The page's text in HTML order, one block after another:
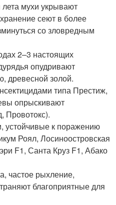
мухи укрывают
сеют в более
со зловредным
2–3 настоящих
опудривают
древесной золой.
типа Престиж,
опрыскивают
Провотокс).
устойчивые к поражению
Роял, Лосиноостровская
F1, Санта Круз F1, Абако
частое рыхление,
благоприятные для